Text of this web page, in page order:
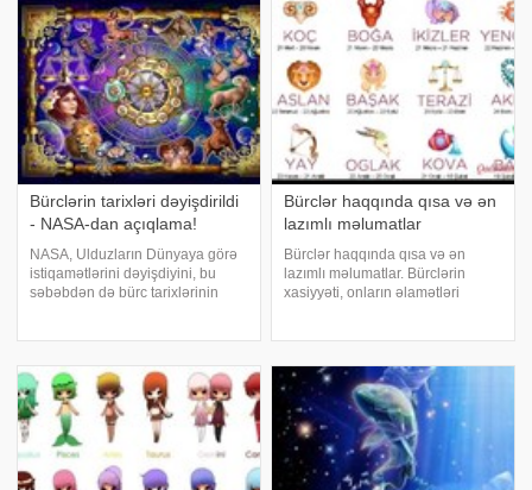
edir
Bürclərin tarixləri dəyişdirildi
- NASA-dan açıqlama!
NASA, Ulduzların Dünyaya görə
istiqamətlərini dəyişdiyini, bu
səbəbdən də bürc tarixlərinin
etdi. Ulduzların Dünya il
Bürclər haqqında qısa və ən
lazımlı məlumatlar
Bürclər haqqında qısa və ən
lazımlı məlumatlar. Bürclərin
xasiyyəti, onların əlamətləri
faydalıdır.Siz də bunları
bilməlisiniz. Qoç bürc